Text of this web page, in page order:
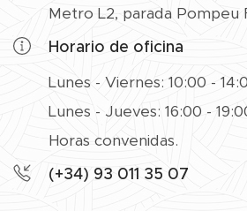
Metro L2, parada Pompeu
Horario de oficina
Lunes - Viernes: 10:00 -
Lunes - Jueves: 16:00 -
Horas convenidas.
(+34) 93 011 35 07